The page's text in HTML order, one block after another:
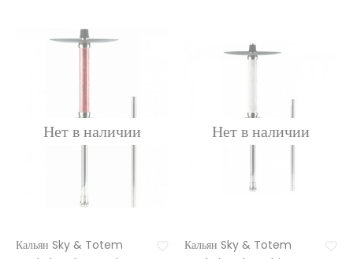
Кальян Sky & Totem
Кальян Sky & Totem